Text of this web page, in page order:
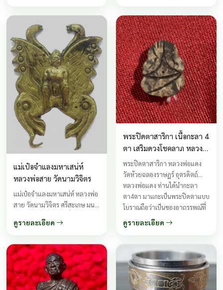
ชั้นจตุมหาราชิกา เป็นใหญ่เหนือ
ทิศอุดร (เหนือ) เป็นราชาเจ้าแห่ง
ยักษ์และภูตผีปีศาจ ...
แม่เป๋อจำแลงมหาเสน่ห์
หลวงพ่อสาย วัดนามวิจิตร
แม่เป๋อจำแลงมหาเสน่ห์ หลวงพ่อ
สาย วัดนามวิจิตร ศรีสะเกษ มนต์
ปรากฏให้เห็นอยู่เนืองๆเป็นเหตุ
ให้การทำมาหากินฝืดเคืองหรือทำ
มาหากินไม่ขึ้น ...
ดูรายละเอียด
พระปิดตาสาริกา เนื้อกะลา 4
ตา เสริมดวงโชคลาภ หลวง
พ่อแดง วัดห้วยฉลองราษฎร์
จ.อุตรดิตถ์
พระปิดตาสาริกา หลวงพ่อแดง
วัดห้วยฉลองราษฏร์ อุตรดิตถ์
หลวงพ่อแดง ท่านได้นำกะลา
ตา4ตา มาแกะเป็นพระปิดตาแบบ
โบราณถือว่าเป็นของอาถรรพณ์ที่
ดูรายละเอียด